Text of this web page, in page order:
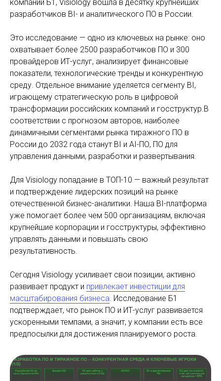
компаний Б1, Visiology вошла в десятку крупнейших
разработчиков BI- и аналитического ПО в России.
Это исследование — одно из ключевых на рынке: оно
охватывает более 2500 разработчиков ПО и 300
провайдеров ИТ-услуг, анализирует финансовые
показатели, технологические тренды и конкурентную
среду. Отдельное внимание уделяется сегменту BI,
играющему стратегическую роль в цифровой
трансформации российских компаний и госструктур.В
соответствии с прогнозом авторов, наиболее
динамичными сегментами рынка тиражного ПО в
России до 2032 года станут BI и AI-ПО, ПО для
управления данными, разработки и развертывания.
Для Visiology попадание в ТОП-10 — важный результат
и подтверждение лидерских позиций на рынке
отечественной бизнес-аналитики. Наша BI-платформа
уже помогает более чем 500 организациям, включая
крупнейшие корпорации и госструктуры, эффективно
управлять данными и повышать свою
результативность.
Сегодня Visiology усиливает свои позиции, активно
развивает продукт и привлекает инвестиции для
масштабирования бизнеса. Исследование Б1
подтверждает, что рынок ПО и ИТ-услуг развивается
ускоренными темпами, а значит, у компании есть все
предпосылки для достижения планируемого роста.